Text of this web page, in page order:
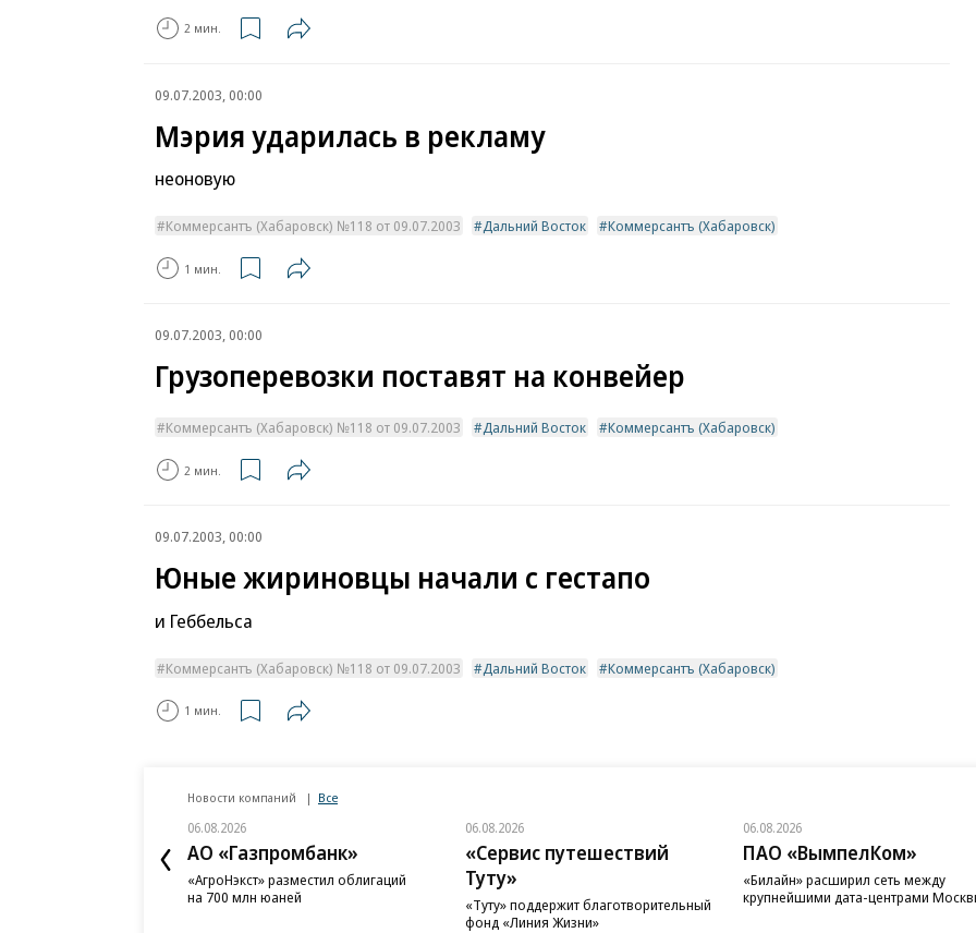
2 мин.
09.07.2003, 00:00
Мэрия ударилась в рекламу
неоновую
Коммерсантъ (Хабаровск) №118 от 09.07.2003 Дальний Восток Коммерсантъ (Хабаровск)
1 мин.
09.07.2003, 00:00
Грузоперевозки поставят на конвейер
Коммерсантъ (Хабаровск) №118 от 09.07.2003 Дальний Восток Коммерсантъ (Хабаровск)
2 мин.
09.07.2003, 00:00
Юные жириновцы начали с гестапо
и Геббельса
Коммерсантъ (Хабаровск) №118 от 09.07.2003 Дальний Восток Коммерсантъ (Хабаровск)
1 мин.
Новости компаний Все
06.08.2026
АО «Газпромбанк»
«АгроНэкст» разместил облигаций
на 700 млн юаней
06.08.2026
«Сервис путешествий
Туту»
«Туту» поддержит благотворительный
фонд «Линия Жизни»
06.08.2026
ПАО «ВымпелКом»
«Билайн» расширил сеть между
крупнейшими дата-центрами